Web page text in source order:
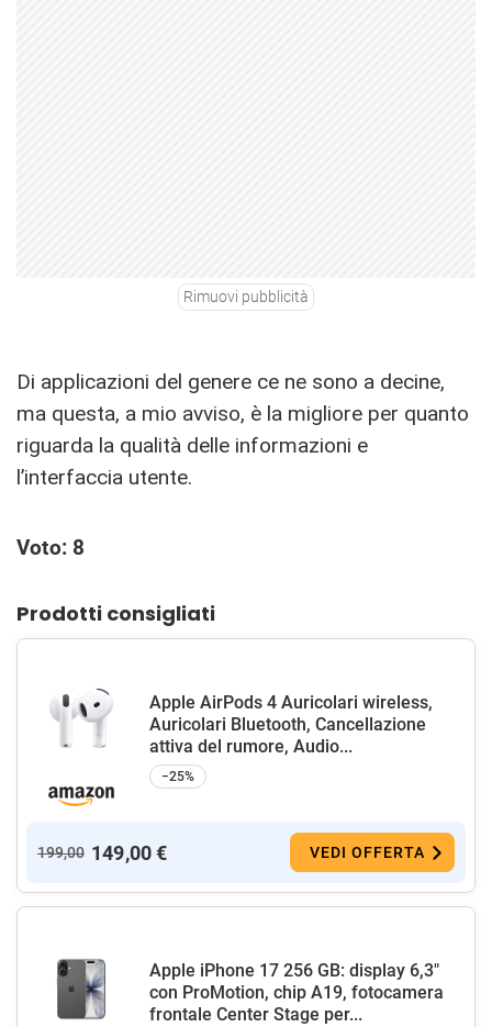
Rimuovi pubblicità
Di applicazioni del genere ce ne sono a decine,
ma questa, a mio avviso, è la migliore per quanto
riguarda la qualità delle informazioni e
l’interfaccia utente.
Voto: 8
Prodotti consigliati
Apple AirPods 4 Auricolari wireless,
Auricolari Bluetooth, Cancellazione
attiva del rumore, Audio...
−25%
199,00 149,00 € VEDI OFFERTA
Apple iPhone 17 256 GB: display 6,3"
con ProMotion, chip A19, fotocamera
frontale Center Stage per...